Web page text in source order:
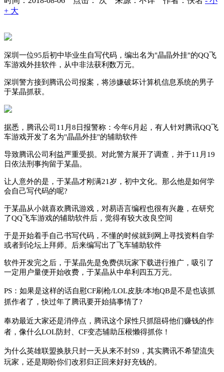
+ 大
深圳一位95后初中毕业生自写代码，编出名为"晶晶外挂"的QQ飞
车游戏外挂软件，从中非法获利数万元。
深圳警方接到腾讯公司报案，将涉嫌破坏计算机信息系统的男子
于某晶抓获。
据悉，腾讯公司11月8日报警称：今年6月起，有人针对腾讯QQ飞
车游戏开发了名为"晶晶外挂"的辅助软件
导致腾讯公司利益严重受损。对此警方展开了调查，并于11月19
日依法刑事拘留于某晶。
让人意外的是，于某晶才刚满21岁，初中文化。那么他是如何学
会自己写代码的呢?
于某晶从小就喜欢腾讯游戏，对易语言编程也很有兴趣，在研究
了QQ飞车游戏的辅助软件后，觉得有较大改良空间
于是开始着手自己书写代码，不懂的时候就到网上寻找资料自学
或者到论坛上拜师。后来编写出了飞车辅助软件
软件开发完之后，于某晶先是免费供玩家下载进行推广，吸引了
一定用户量便开始收费，于某晶从中牟利四五万元。
PS：如果是这样的话自慰CF刷枪/LOL皮肤/本地QB是不是也该抓
抓作者了，快过年了 腾讯要开始搞事情了?
奉劝最近大家还是消停点，腾讯这个尿性只抓阻碍他们赚钱的作
者，像什么LOL防封、CF变态辅助压根懒得抓你！
为什么英雄联盟换肤只封一天从来不封S9，其实腾讯不希望流失
玩家，还是期盼你们改邪归正回来好好充钱的。